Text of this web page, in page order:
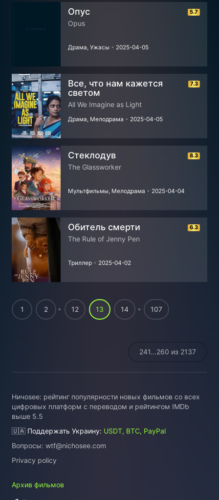
5.7
Опус
Opus
Драма, Ужасы • 2025-04-05
7.3
Все, что нам кажется
светом
All We Imagine as Light
Драма, Мелодрама • 2025-04-05
8.3
Стеклодув
The Glassworker
Мультфильмы, Мелодрама • 2025-04-04
6.3
Обитель смерти
The Rule of Jenny Pen
Триллер • 2025-04-02
1 2 12 13 14 107
241...260 из 2137
Ничоsee: рейтинг популярности новых фильмов со всех
цифровых платформ с переводом и рейтингом IMDb
выше 5.5
🇺🇦 Поддержать Украину: USDT, BTC, PayPal
Вопросы: wtf@nichosee.com
Privacy policy
Архив фильмов